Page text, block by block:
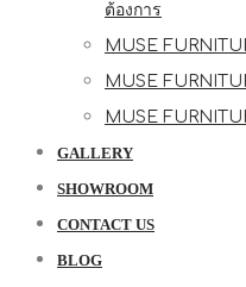
ต้องการ
MUSE
MUSE
MUSE
GALLERY
SHOWROOM
CONTACT US
BLOG